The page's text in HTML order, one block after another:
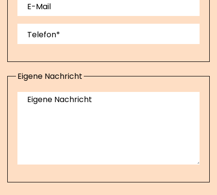
E-Mail
Telefon*
Eigene Nachricht
Eigene Nachricht